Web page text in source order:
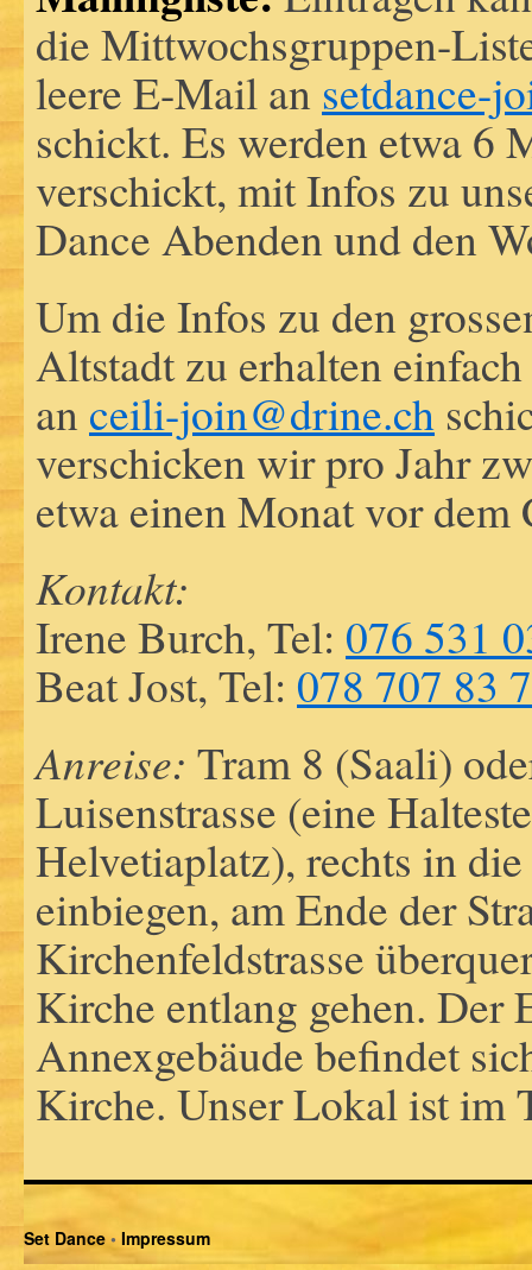
die Mittwochsgruppen-
leere E-Mail an setdance-
schickt. Es werden etwa 6
verschickt, mit Infos zu
Dance Abenden und den
Um die Infos zu den
Altstadt zu erhalten
an ceili-join@drine.ch
verschicken wir pro Jahr
etwa einen Monat vor dem
Kontakt:
Irene Burch, Tel: 076 531
Beat Jost, Tel: 078 707 83
Anreise: Tram 8 (Saali)
Luisenstrasse (eine
Helvetiaplatz), rechts in
einbiegen, am Ende der
Kirchenfeldstrasse
Kirche entlang gehen. Der
Annexgebäude befindet
Kirche. Unser Lokal ist im
Set Dance• Impressum